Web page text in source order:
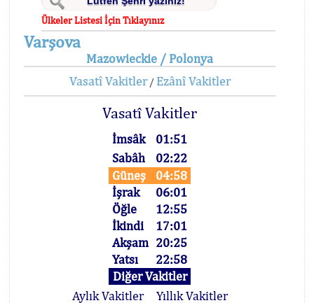
Ülkeler Listesi İçin Tıklayınız
Varşova
Mazowieckie / Polonya
Vasatî Vakitler/ Ezânî Vakitler
Vasatî Vakitler
İmsâk
01:51
Sabâh
02:22
Güneş
04:58
İşrak
06:01
Öğle
12:55
İkindi
17:01
Akşam 20:25
Yatsı
22:58
Diğer Vakitler
Aylık Vakitler
Yıllık Vakitler